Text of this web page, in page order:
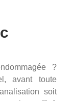
?
avant toute
soit